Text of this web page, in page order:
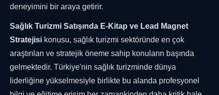
deneyimini bir araya getirir.
Sağlık Turizmi Satışında E-Kitap ve Lead Magnet
Stratejisi konusu, sağlık turizmi sektöründe en çok
araştırılan ve stratejik öneme sahip konuların başında
gelmektedir. Türkiye'nin sağlık turizminde dünya
liderliğine yükselmesiyle birlikte bu alanda profesyonel